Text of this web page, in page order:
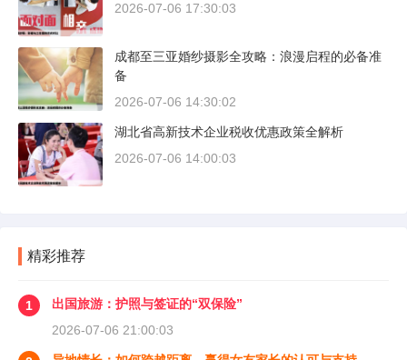
2026-07-06 17:30:03
成都至三亚婚纱摄影全攻略：浪漫启程的必备准
备
2026-07-06 14:30:02
湖北省高新技术企业税收优惠政策全解析
2026-07-06 14:00:03
精彩推荐
1
出国旅游：护照与签证的“双保险”
2026-07-06 21:00:03